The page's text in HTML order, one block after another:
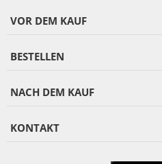
VOR DEM KAUF
BESTELLEN
NACH DEM KAUF
KONTAKT